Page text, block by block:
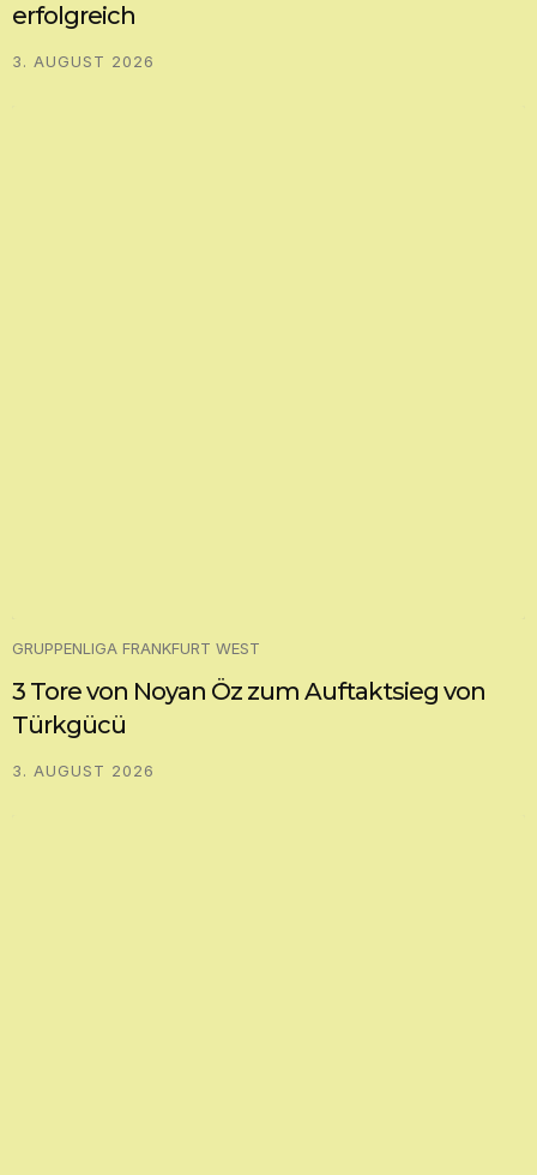
erfolgreich
3. AUGUST 2026
GRUPPENLIGA FRANKFURT WEST
3 Tore von Noyan Öz zum Auftaktsieg von
Türkgücü
3. AUGUST 2026